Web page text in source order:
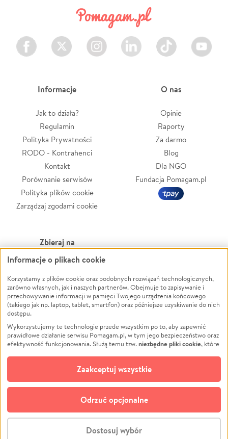
Facebook Twitter Instagram LinkedIn TikTok Youtube
Informacje
Jak to działa?
Regulamin
Polityka Prywatności
RODO - Kontrahenci
Kontakt
Porównanie serwisów
Polityka plików cookie
Zarządzaj zgodami cookie
O nas
Opinie
Raporty
Za darmo
Blog
Dla NGO
Fundacja Pomagam.pl
Zbieraj na
Leczenie
Zwierzęta
Pożar
Ukraina
Pomoc Finansowa
Projekty
Pogrzeb
Społeczność lokalna
Kultura
Powódź
Wichura
NGO
Edukacja
Podróż
Impreza
Ochrona środowiska
Biznes
© CROWDING SP. Z O.O.
Informacje o plikach cookie
Korzystamy z plików cookie oraz podobnych rozwiązań technologicznych,
zarówno własnych, jak i naszych partnerów. Obejmuje to zapisywanie i
przechowywanie informacji w pamięci Twojego urządzenia końcowego
(takiego jak np. laptop, tablet, smartfon) oraz późniejsze uzyskiwanie do nich
dostępu.
Wykorzystujemy te technologie przede wszystkim po to, aby zapewnić
prawidłowe działanie serwisu Pomagam.pl, w tym jego bezpieczeństwo oraz
efektywność funkcjonowania. Służą temu tzw.niezbędne pliki cookie, które
opcjonalnych plików cookie
technologii do celów analitycznych i retargetingowych. Możesz wyrazić
zgodę na ich stosowanie lub jej odmówić. W dowolnym momencie masz
możliwość zmiany swoich preferencji na stronie „Zarządzaj zgodami cookie”,
do której link znajdziesz w stopce serwisu Pomagam.pl. Opcjonalne pliki
cookie wykorzystywane są w następujących celach:
działanie serwisu Pomagam.pl. Dzięki nim możemy zrozumieć, jak
Dostosuj wybór
Odrzuć opcjonalne
Zaakceptuj wszystkie